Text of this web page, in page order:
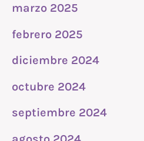
marzo 2025
febrero 2025
diciembre 2024
octubre 2024
septiembre 2024